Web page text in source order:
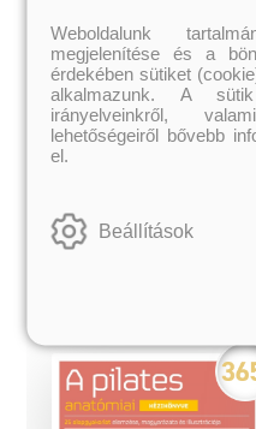
Artur
Eredeti ár:
6 490 Ft
Weboldalunk
megjelenítése és a
érdekében sütiket
alkalmazunk. A
irányelveinkről,
lehetőségeiről bővebb
el.
Beállítások